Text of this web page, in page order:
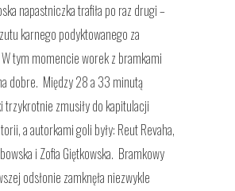
napastniczka trafiła po raz drugi –
karnego podyktowanego za
tym momencie worek z bramkami
dobre. Między 28 a 33 minutą
trzykrotnie zmusiły do kapitulacji
a autorkami goli były: Reut Revaha,
i Zofia Giętkowska. Bramkowy
odsłonie zamknęła niezwykle